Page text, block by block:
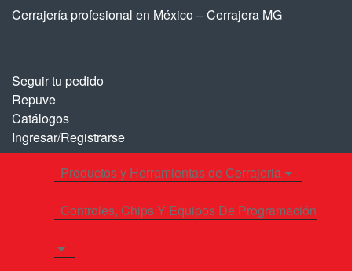
Saltar
Saltar
Cerrajería profesional en México – Cerrajera MG
Seguir tu pedido
Repuve
Catálogos
Ingresar/Registrarse
Productos y Herramientas de Cerrajeria
Controles, Chips Y Equipos De Programación